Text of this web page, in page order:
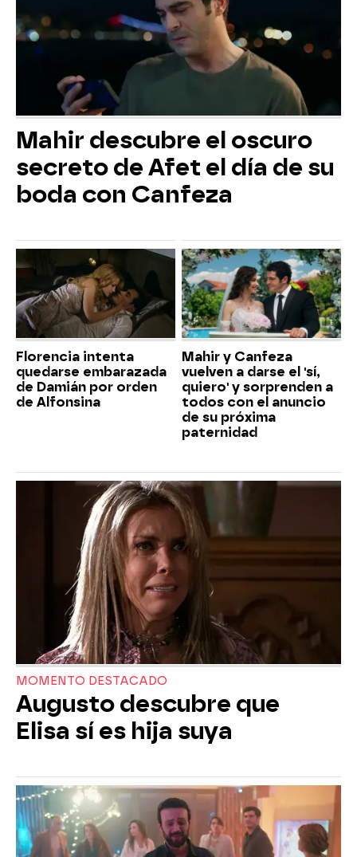
Mahir descubre el oscuro
secreto de Afet el día de su
boda con Canfeza
Florencia intenta
quedarse embarazada
de Damián por orden
de Alfonsina
Mahir y Canfeza
vuelven a darse el 'sí,
quiero' y sorprenden a
todos con el anuncio
de su próxima
paternidad
MOMENTO DESTACADO
Augusto descubre que
Elisa sí es hija suya